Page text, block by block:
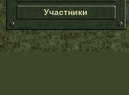
Участники